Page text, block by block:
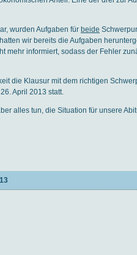
wurden Aufgaben für beide
wir bereits die Aufgaben
mehr informiert, sodass der Fehler
die Klausur mit dem richtigen
April 2013 statt.
alles tun, die Situation für unsere